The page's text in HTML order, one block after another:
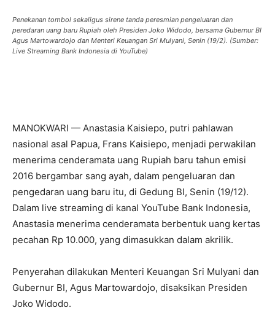
Penekanan tombol sekaligus sirene tanda peresmian pengeluaran dan
peredaran uang baru Rupiah oleh Presiden Joko Widodo, bersama Gubernur BI
Agus Martowardojo dan Menteri Keuangan Sri Mulyani, Senin (19/2). (Sumber:
Live Streaming Bank Indonesia di YouTube)
MANOKWARI — Anastasia Kaisiepo, putri pahlawan
nasional asal Papua, Frans Kaisiepo, menjadi perwakilan
menerima cenderamata uang Rupiah baru tahun emisi
2016 bergambar sang ayah, dalam pengeluaran dan
pengedaran uang baru itu, di Gedung BI, Senin (19/12).
Dalam live streaming di kanal YouTube Bank Indonesia,
Anastasia menerima cenderamata berbentuk uang kertas
pecahan Rp 10.000, yang dimasukkan dalam akrilik.
Penyerahan dilakukan Menteri Keuangan Sri Mulyani dan
Gubernur BI, Agus Martowardojo, disaksikan Presiden
Joko Widodo.